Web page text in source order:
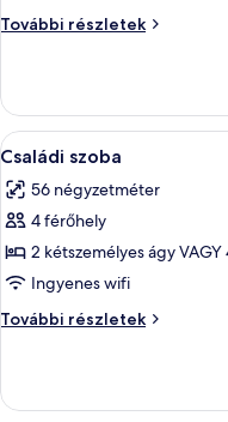
További részletek
Superior
A
következő
szoba
összes
képének
megtekintése:
Családi
szoba
14
Családi szoba
56 négyzetméter
4 férőhely
2 kétszemélyes ágy
Ingyenes wifi
További részletek
Családi